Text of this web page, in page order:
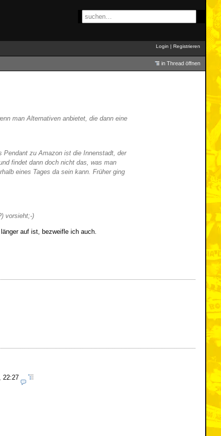
Login | Registrieren
in Thread öffnen
man Alternativen anbietet, die dann eine
zu Amazon ist die Innenstadt, der
findet dann doch nicht das, was man
eines Tages da sein kann. Früher ging
vorsieht;-)
auf ist, bezweifle ich auch.
22:27